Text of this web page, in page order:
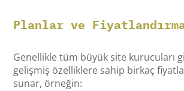
Planlar ve
Genellikle tüm büyük site kurucuları
gelişmiş özelliklere sahip birkaç
sunar, örneğin: